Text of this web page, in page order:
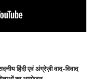
हिंदी एवं अंग्रेज़ी वाद-विवाद